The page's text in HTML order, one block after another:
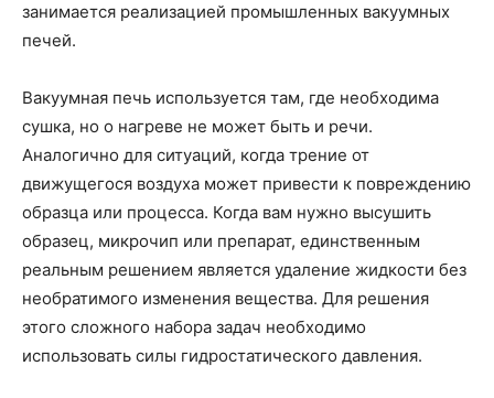
занимается реализацией промышленных вакуумных
печей.
Вакуумная печь используется там, где необходима
сушка, но о нагреве не может быть и речи.
Аналогично для ситуаций, когда трение от
движущегося воздуха может привести к повреждению
образца или процесса. Когда вам нужно высушить
образец, микрочип или препарат, единственным
реальным решением является удаление жидкости без
необратимого изменения вещества. Для решения
этого сложного набора задач необходимо
использовать силы гидростатического давления.